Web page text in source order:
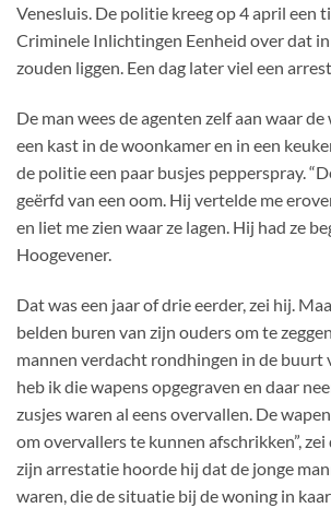
Venesluis. De politie kreeg op 4 april een
Criminele Inlichtingen Eenheid over dat
zouden liggen. Een dag later viel een
De man wees de agenten zelf aan waar de
een kast in de woonkamer en in een
de politie een paar busjes pepperspray.
geërfd van een oom. Hij vertelde me
en liet me zien waar ze lagen. Hij had ze
Hoogevener.
Dat was een jaar of drie eerder, zei hij.
belden buren van zijn ouders om te
mannen verdacht rondhingen in de buurt
heb ik die wapens opgegraven en daar
zusjes waren al eens overvallen. De
om overvallers te kunnen afschrikken”, zei
zijn arrestatie hoorde hij dat de jonge
waren, die de situatie bij de woning in